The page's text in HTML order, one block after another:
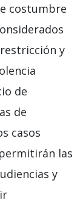
costumbre
y
de
de
casos
las
y